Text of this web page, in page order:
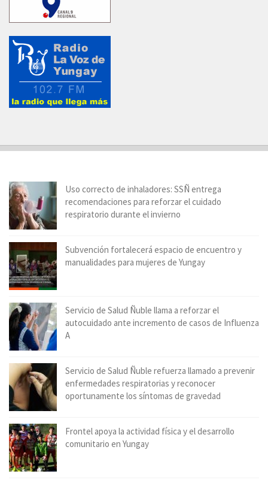
Uso correcto de inhaladores: SSÑ entrega
recomendaciones para reforzar el cuidado
respiratorio durante el invierno
Subvención fortalecerá espacio de encuentro y
manualidades para mujeres de Yungay
Servicio de Salud Ñuble llama a reforzar el
autocuidado ante incremento de casos de Influenza
A
Servicio de Salud Ñuble refuerza llamado a prevenir
enfermedades respiratorias y reconocer
oportunamente los síntomas de gravedad
Frontel apoya la actividad física y el desarrollo
comunitario en Yungay